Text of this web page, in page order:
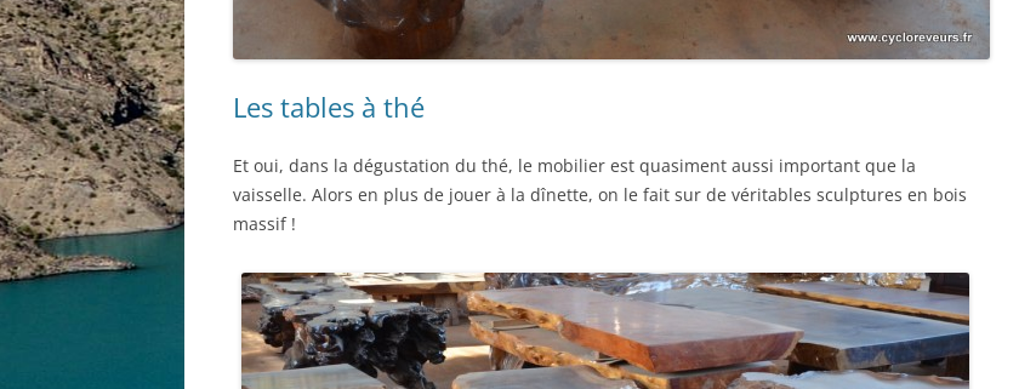
Les tables à thé
Et oui, dans la dégustation du thé, le mobilier est quasiment aussi important que la
vaisselle. Alors en plus de jouer à la dînette, on le fait sur de véritables sculptures en bois
massif !